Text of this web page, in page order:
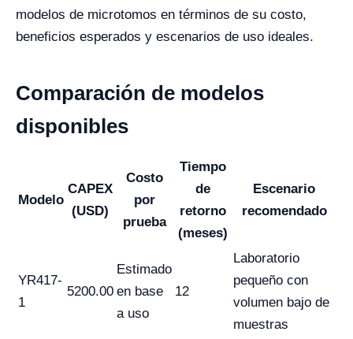
modelos de microtomos en términos de su costo,
beneficios esperados y escenarios de uso ideales.
Comparación de modelos
disponibles
Modelo
CAPEX
(USD)
Costo
por
prueba
Tiempo
de
retorno
(meses)
Escenario
recomendado
YR417-
1
5200.00
Estimado
en base
a uso
12
Laboratorio
pequeño con
volumen bajo de
muestras